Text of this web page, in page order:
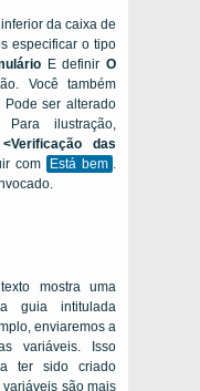
da caixa de
especificar o tipo
E definirO
Você também
ser alterado
Para ilustração,
<Verificação das
com Está bem
mostra uma
guia intitulada
enviaremos a
variáveis. Isso
ter sido criado
​​são mais